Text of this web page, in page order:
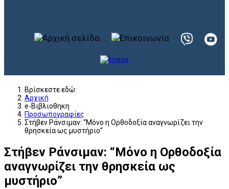
Βρίσκεστε εδώ:
Αρχική
e-Βιβλιοθηκη
Προσωπογραφίες
Στήβεν Ράνσιμαν: “Μόνο η Ορθοδοξία αναγνωρίζει την
θρησκεία ως μυστήριο”
Στήβεν Ράνσιμαν: “Μόνο η Ορθοδοξία
αναγνωρίζει την θρησκεία ως
μυστήριο”